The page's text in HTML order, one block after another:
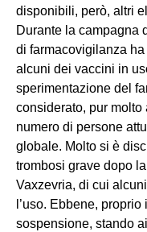
disponibili, però, altri
Durante la campagna
di farmacovigilanza
alcuni dei vaccini in
sperimentazione del
considerato, pur molto
numero di persone
globale. Molto si è
trombosi grave dopo
Vaxzevria, di cui
l’uso. Ebbene,
sospensione, stando